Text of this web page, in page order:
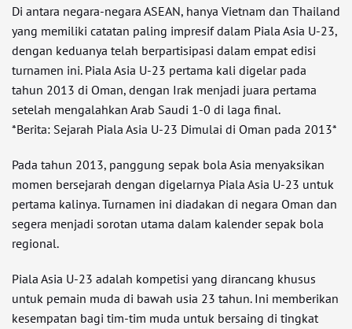
Di antara negara-negara ASEAN, hanya Vietnam dan Thailand
yang memiliki catatan paling impresif dalam Piala Asia U-23,
dengan keduanya telah berpartisipasi dalam empat edisi
turnamen ini. Piala Asia U-23 pertama kali digelar pada
tahun 2013 di Oman, dengan Irak menjadi juara pertama
setelah mengalahkan Arab Saudi 1-0 di laga final.
*Berita: Sejarah Piala Asia U-23 Dimulai di Oman pada 2013*
Pada tahun 2013, panggung sepak bola Asia menyaksikan
momen bersejarah dengan digelarnya Piala Asia U-23 untuk
pertama kalinya. Turnamen ini diadakan di negara Oman dan
segera menjadi sorotan utama dalam kalender sepak bola
regional.
Piala Asia U-23 adalah kompetisi yang dirancang khusus
untuk pemain muda di bawah usia 23 tahun. Ini memberikan
kesempatan bagi tim-tim muda untuk bersaing di tingkat